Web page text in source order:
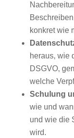
konkret wie
heraus, wie
DSGVO,
welche
Schulung
wie und
und wie die
wird.